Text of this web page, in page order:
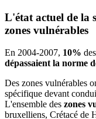
L'état actuel de la
zones vulnérables
En 2004-2007, 10%
dépassaient la norme
Des zones vulnérables
spécifique devant
L'ensemble des zones
bruxelliens, Crétacé de